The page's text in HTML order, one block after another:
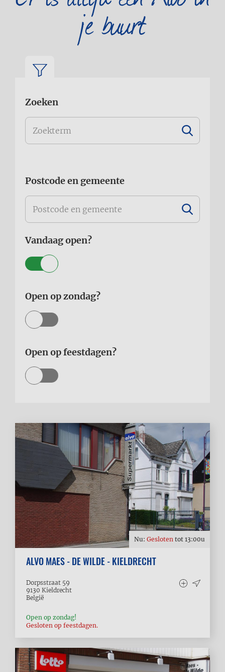
je buurt
Zoeken
Postcode en gemeente
Vandaag open?
Open op zondag?
Open op feestdagen?
Nu: Gesloten tot 13:00u
ALVO MAES - DE WILDE - KIELDRECHT
Dorpsstraat 59
9130 Kieldrecht
België
Open op zondag!
Gesloten op feestdagen.